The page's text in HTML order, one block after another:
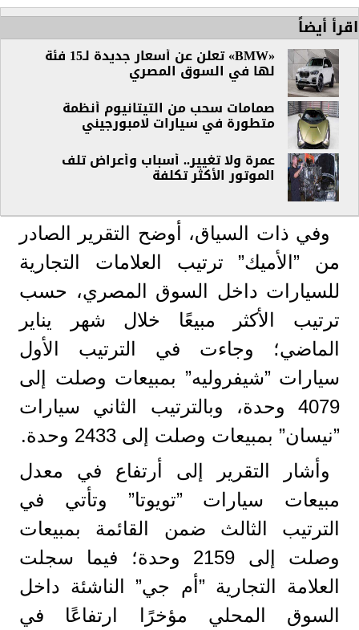
اقرأ أيضاً
«BMW» تعلن عن أسعار جديدة لـ15 فئة
لها في السوق المصري
صمامات سحب من التيتانيوم أنظمة
متطورة في سيارات لامبورجيني
عمرة ولا تغيير.. أسباب وأعراض تلف
الموتور الأكثر تكلفة
وفي ذات السياق، أوضح التقرير الصادر
من ”الأميك” ترتيب العلامات التجارية
للسيارات داخل السوق المصري، حسب
ترتيب الأكثر مبيعًا خلال شهر يناير
الماضي؛ وجاءت في الترتيب الأول
سيارات ”شيفروليه” بمبيعات وصلت إلى
4079 وحدة، وبالترتيب الثاني سيارات
”نيسان” بمبيعات وصلت إلى 2433 وحدة.
وأشار التقرير إلى أرتفاع في معدل
مبيعات سيارات ”تويوتا” وتأتي في
الترتيب الثالث ضمن القائمة بمبيعات
وصلت إلى 2159 وحدة؛ فيما سجلت
العلامة التجارية ”أم جي” الناشئة داخل
السوق المحلي مؤخرًا ارتفاعًا في